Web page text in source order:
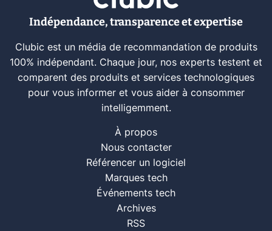
Indépendance, transparence et expertise
Clubic est un média de recommandation de produits
100% indépendant. Chaque jour, nos experts testent et
comparent des produits et services technologiques
pour vous informer et vous aider à consommer
intelligemment.
À propos
Nous contacter
Référencer un logiciel
Marques tech
Événements tech
Archives
RSS